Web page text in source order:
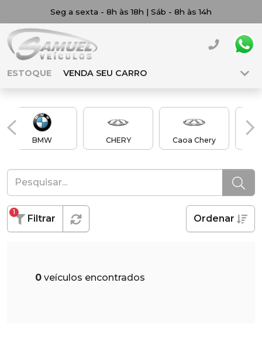
Seg a sexta - 8h às 18h | Sáb - 8h às 14h
ESTOQUE VENDA SEU CARRO
BMW CHERY Caoa Chery
Filtrar
1
Ordenar
0 veículos encontrados